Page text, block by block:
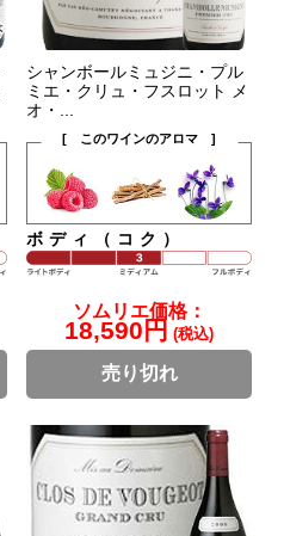
シャンボールミュジニ・プル
ミエ・クリュ・フスロット メ
オ・...
[ このワインのアロマ ]
ボディ（コク）
ソムリエ価格：
18,590円 (税込)
売り切れ